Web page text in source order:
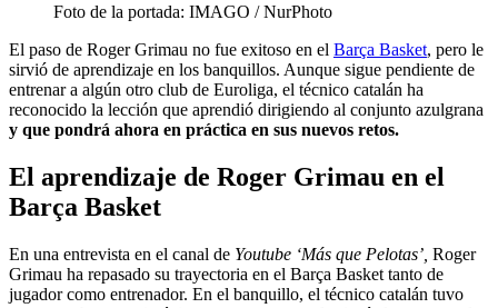
Foto de la portada: IMAGO / NurPhoto
El paso de Roger Grimau no fue exitoso en el Barça Basket, pero le
sirvió de aprendizaje en los banquillos. Aunque sigue pendiente de
entrenar a algún otro club de Euroliga, el técnico catalán ha
reconocido la lección que aprendió dirigiendo al conjunto azulgrana
y que pondrá ahora en práctica en sus nuevos retos.
El aprendizaje de Roger Grimau en el
Barça Basket
En una entrevista en el canal de Youtube ‘Más que Pelotas’, Roger
Grimau ha repasado su trayectoria en el Barça Basket tanto de
jugador como entrenador. En el banquillo, el técnico catalán tuvo